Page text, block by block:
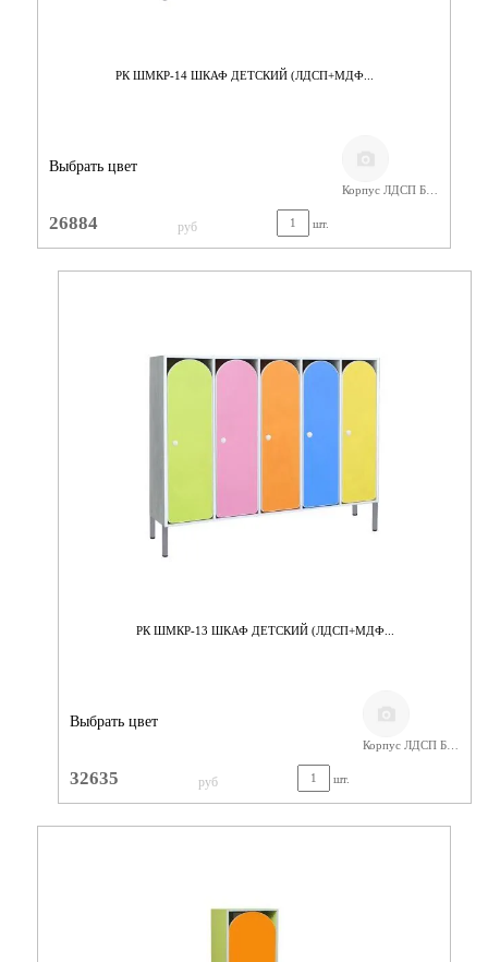
РК ШМКР-14 ШКАФ ДЕТСКИЙ (ЛДСП+МДФ...
Выбрать цвет
Корпус ЛДСП Бук,Фасады МДФ
26884 руб шт.
РК ШМКР-13 ШКАФ ДЕТСКИЙ (ЛДСП+МДФ...
Выбрать цвет
Корпус ЛДСП Бук,Фасады МДФ
32635 руб шт.